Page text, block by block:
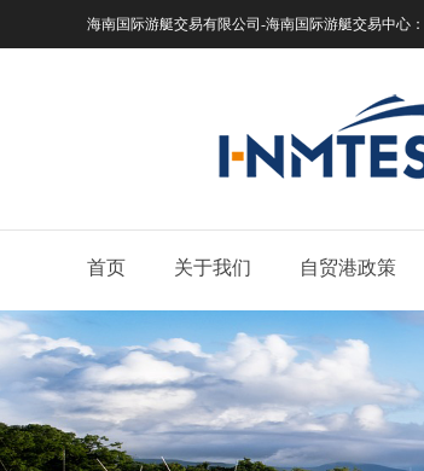
海南国际游艇交易有限公司-海南国际游艇交易中心：
首页 关于我们 自贸港政策